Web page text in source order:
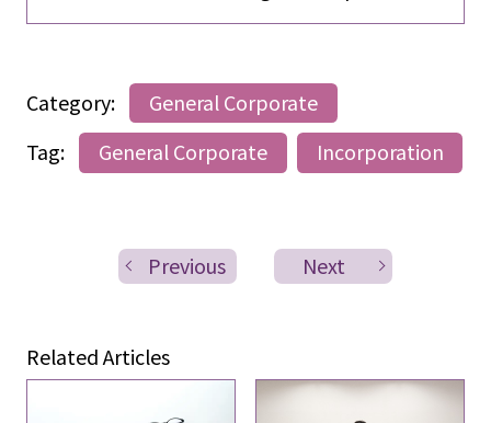
Category:
General Corporate
Tag:
General Corporate Incorporation
Previous Next
Related Articles